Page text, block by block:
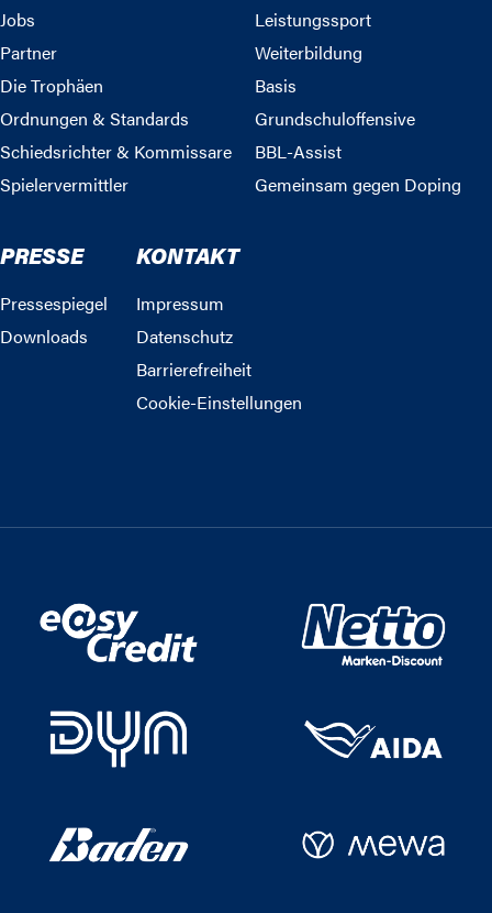
Jobs
Partner
Die Trophäen
Ordnungen & Standards
Schiedsrichter & Kommissare
Spielervermittler
Leistungssport
Weiterbildung
Basis
Grundschuloffensive
BBL-Assist
Gemeinsam gegen Doping
PRESSE
Pressespiegel
Downloads
KONTAKT
Impressum
Datenschutz
Barrierefreiheit
Cookie-Einstellungen